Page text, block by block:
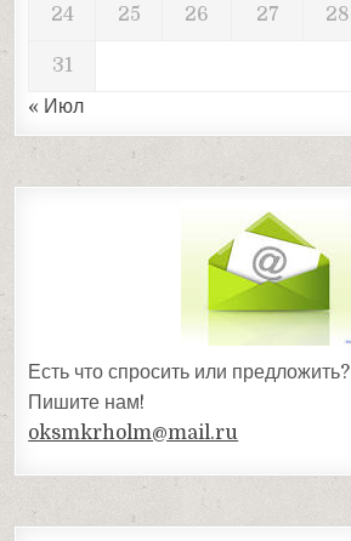
24 25 26 27 28
31
« Июл
Есть что спросить или предложить?
Пишите нам!
oksmkrholm@mail.ru